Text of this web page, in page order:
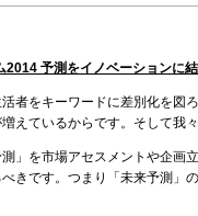
予測をイノベーションに
者をキーワードに差別化を図
えているからです。そして我
」を市場アセスメントや企画
きです。つまり「未来予測」